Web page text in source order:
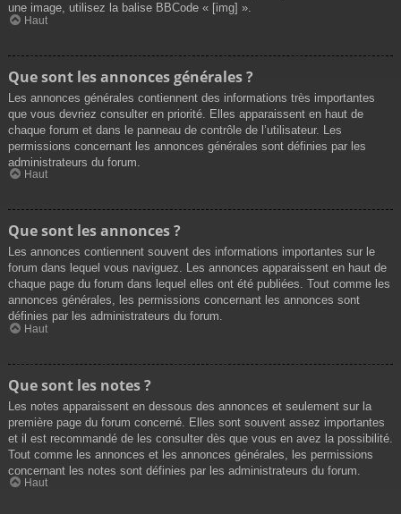
une image, utilisez la balise BBCode « [img] ».
Haut
Que sont les annonces générales ?
Les annonces générales contiennent des informations très importantes
que vous devriez consulter en priorité. Elles apparaissent en haut de
chaque forum et dans le panneau de contrôle de l’utilisateur. Les
permissions concernant les annonces générales sont définies par les
administrateurs du forum.
Haut
Que sont les annonces ?
Les annonces contiennent souvent des informations importantes sur le
forum dans lequel vous naviguez. Les annonces apparaissent en haut de
chaque page du forum dans lequel elles ont été publiées. Tout comme les
annonces générales, les permissions concernant les annonces sont
définies par les administrateurs du forum.
Haut
Que sont les notes ?
Les notes apparaissent en dessous des annonces et seulement sur la
première page du forum concerné. Elles sont souvent assez importantes
et il est recommandé de les consulter dès que vous en avez la possibilité.
Tout comme les annonces et les annonces générales, les permissions
concernant les notes sont définies par les administrateurs du forum.
Haut